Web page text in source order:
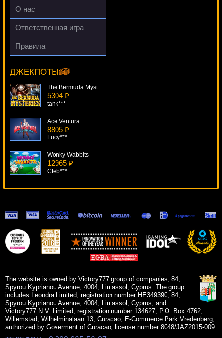
blogolet***
О нас
Ответственная игра
Правила
ДЖЕКПОТЫ
Piggies And The Wolf
mgarkunov***
The Bermuda Mysteries
5304 ₽
tank***
Ace Ventura
8805 ₽
Lucy***
Wonky Wabbits
12965 ₽
Cteb***
Thief
9307 ₽
blogolet***
Mystery Planet
The website is owned by Victory777 group of companies, 84,
Spyrou Kyprianou Avenue, 4004, Limassol, Cyprus. The group
includes Leondra Limited, registration number HE349390, 84,
Spyrou Kyprianou Avenue, 4004, Limassol, Cyprus, and
Victory777 N.V. Limited, registration number 134627, P.O. Box 4762,
Willemstad, Wilhelminalaan 13, Curacao, E-Commerce Park Vredenberg,
authorized by Goverment of Curacao, license number 8048/JAZ2015-009